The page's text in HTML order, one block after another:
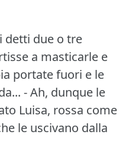
detti due o tre
a masticarle e
portate fuori e le
- Ah, dunque le
Luisa, rossa come
le uscivano dalla